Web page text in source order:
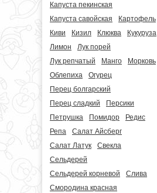
Капуста пекинская
Капуста савойская
Картофель
Киви
Кизил Клюква
Кукуруза
Лимон
Лук порей
Лук репчатый
Манго
Морковь
Облепиха
Огурец
Перец болгарский
Перец сладкий
Персики
Петрушка
Помидор
Редис
Репа
Салат Айсберг
Салат Латук
Свекла
Сельдерей
Сельдерей корневой
Слива
Смородина красная